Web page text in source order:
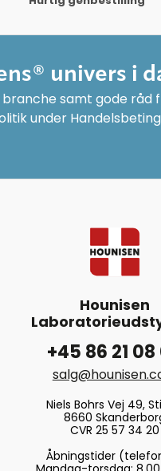
univers i
samt gode
under
Hounisen
+45 86 21
Niels Bohrs Vej 49,
8660
CVR 25 57 34 20
Åbningstider